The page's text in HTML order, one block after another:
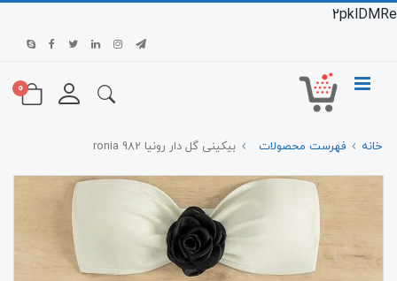
2pklDMRe
0
خانه فهرست محصولات بیکینی گل دار رونیا 982 ronia